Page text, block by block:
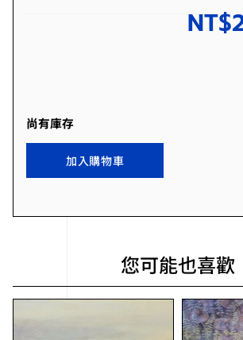
NT$
尚有庫存
加入購物車
您可能也喜歡